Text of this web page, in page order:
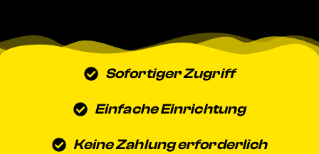
Sofortiger Zugriff
Einfache Einrichtung
Keine Zahlung erforderlich